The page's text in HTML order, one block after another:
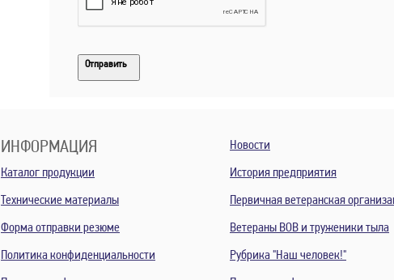
Отправить
ИНФОРМАЦИЯ
Каталог продукции
Технические материалы
Форма отправки резюме
Политика конфиденциальности
Новости
История предприятия
Первичная ветеранская
Ветераны ВОВ и труженики тыла
Рубрика "Наш человек!"